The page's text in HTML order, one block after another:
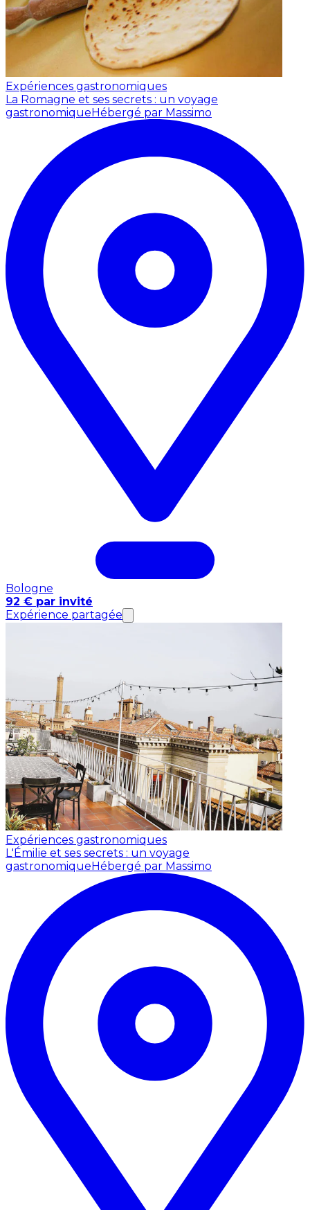
Expériences gastronomiques
La Romagne et ses secrets : un voyage
gastronomiqueHébergé par Massimo
Bologne
92 € par invité
Expérience partagée
Expériences gastronomiques
L'Émilie et ses secrets : un voyage
gastronomiqueHébergé par Massimo